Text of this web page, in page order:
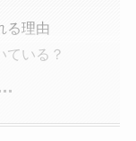
る理由
ている？